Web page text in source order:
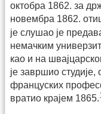
октобра 1862. за
новембра 1862.
је слушао је
немачким
као и на
је завршио
француских
вратио крајем 1865.